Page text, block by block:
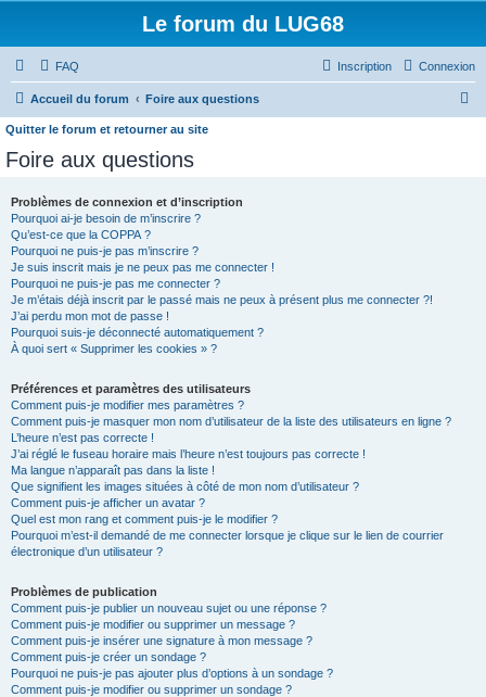
Le forum du LUG68
FAQ Connexion
Inscription
Accueil du forum Foire aux questions
Quitter le forum et retourner au site
Foire aux questions
Problèmes de connexion et d’inscription
Pourquoi ai-je besoin de m’inscrire ?
Qu’est-ce que la COPPA ?
Pourquoi ne puis-je pas m’inscrire ?
Je suis inscrit mais je ne peux pas me connecter !
Pourquoi ne puis-je pas me connecter ?
Je m’étais déjà inscrit par le passé mais ne peux à présent plus me connecter ?!
J’ai perdu mon mot de passe !
Pourquoi suis-je déconnecté automatiquement ?
À quoi sert « Supprimer les cookies » ?
Préférences et paramètres des utilisateurs
Comment puis-je modifier mes paramètres ?
Comment puis-je masquer mon nom d’utilisateur de la liste des utilisateurs en ligne ?
L’heure n’est pas correcte !
J’ai réglé le fuseau horaire mais l’heure n’est toujours pas correcte !
Ma langue n’apparaît pas dans la liste !
Que signifient les images situées à côté de mon nom d’utilisateur ?
Comment puis-je afficher un avatar ?
Quel est mon rang et comment puis-je le modifier ?
Pourquoi m’est-il demandé de me connecter lorsque je clique sur le lien de courrier
électronique d’un utilisateur ?
Problèmes de publication
Comment puis-je publier un nouveau sujet ou une réponse ?
Comment puis-je modifier ou supprimer un message ?
Comment puis-je insérer une signature à mon message ?
Comment puis-je créer un sondage ?
Pourquoi ne puis-je pas ajouter plus d’options à un sondage ?
Comment puis-je modifier ou supprimer un sondage ?